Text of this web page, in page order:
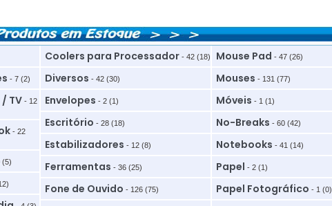
- 7 (2)
TV- 12
- 22
(5)
Coolers para Processador- 42 (18)
Diversos - 42 (30)
Envelopes - 2 (1)
Escritório - 28 (18)
Estabilizadores - 12 (8)
Ferramentas - 36 (25)
Fone de Ouvido - 126 (75)
Mouse Pad - 47 (26)
Mouses - 131 (77)
Móveis - 1 (1)
No-Breaks - 60 (42)
Notebooks - 41 (14)
Papel - 2 (1)
Papel Fotográfico - 1 (0)